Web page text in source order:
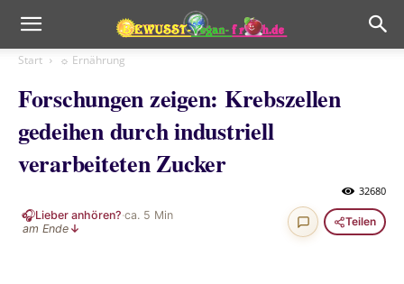
Start ☼ Ernährung
Forschungen zeigen: Krebszellen
gedeihen durch industriell
verarbeiteten Zucker
32680
🎧Lieber anhören?·ca. 5 Min
am Ende ↓
Teilen